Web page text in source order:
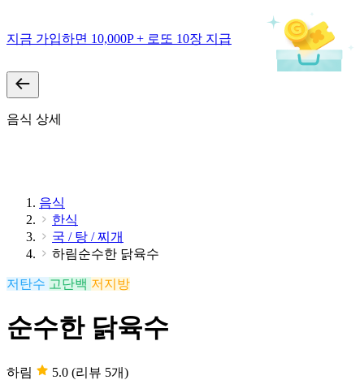
지금 가입하면 10,000P + 로또 10장 지급
음식 상세
음식
한식
국 / 탕 / 찌개
하림순수한 닭육수
저탄수 고단백 저지방
순수한 닭육수
하림 5.0 (리뷰 5개)